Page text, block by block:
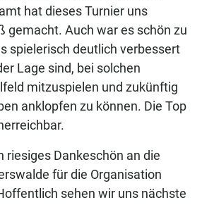
hat dieses Turnier uns
gemacht. Auch war es schön zu
spielerisch deutlich verbessert
Lage sind, bei solchen
mitzuspielen und zukünftig
anklopfen zu können. Die Top
riesiges Dankeschön an die
für die Organisation
sehen wir uns nächste